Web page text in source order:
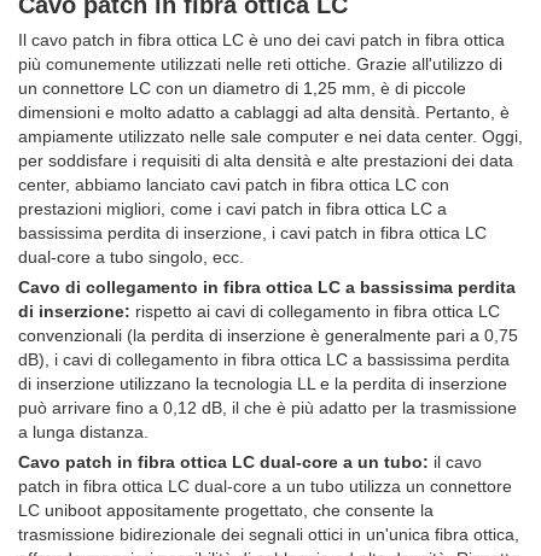
Il cavo patch in fibra ottica LC è uno dei cavi patch in fibra ottica
più comunemente utilizzati nelle reti ottiche. Grazie all'utilizzo di
un connettore LC con un diametro di 1,25 mm, è di piccole
dimensioni e molto adatto a cablaggi ad alta densità. Pertanto, è
ampiamente utilizzato nelle sale computer e nei data center. Oggi,
per soddisfare i requisiti di alta densità e alte prestazioni dei data
center, abbiamo lanciato cavi patch in fibra ottica LC con
prestazioni migliori, come i cavi patch in fibra ottica LC a
bassissima perdita di inserzione, i cavi patch in fibra ottica LC
dual-core a tubo singolo, ecc.
Cavo di collegamento in fibra ottica LC a bassissima perdita
di inserzione: rispetto ai cavi di collegamento in fibra ottica LC
convenzionali (la perdita di inserzione è generalmente pari a 0,75
dB), i cavi di collegamento in fibra ottica LC a bassissima perdita
di inserzione utilizzano la tecnologia LL e la perdita di inserzione
può arrivare fino a 0,12 dB, il che è più adatto per la trasmissione
a lunga distanza.
Cavo patch in fibra ottica LC dual-core a un tubo: il cavo
patch in fibra ottica LC dual-core a un tubo utilizza un connettore
LC uniboot appositamente progettato, che consente la
trasmissione bidirezionale dei segnali ottici in un'unica fibra ottica,